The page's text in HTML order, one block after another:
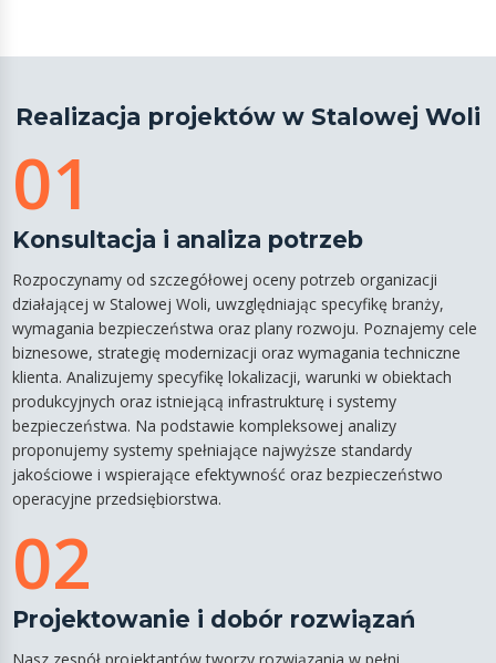
Realizacja projektów w Stalowej Woli
01
Konsultacja i analiza potrzeb
Rozpoczynamy od szczegółowej oceny potrzeb organizacji
działającej w Stalowej Woli, uwzględniając specyfikę branży,
wymagania bezpieczeństwa oraz plany rozwoju. Poznajemy cele
biznesowe, strategię modernizacji oraz wymagania techniczne
klienta. Analizujemy specyfikę lokalizacji, warunki w obiektach
produkcyjnych oraz istniejącą infrastrukturę i systemy
bezpieczeństwa. Na podstawie kompleksowej analizy
proponujemy systemy spełniające najwyższe standardy
jakościowe i wspierające efektywność oraz bezpieczeństwo
operacyjne przedsiębiorstwa.
02
Projektowanie i dobór rozwiązań